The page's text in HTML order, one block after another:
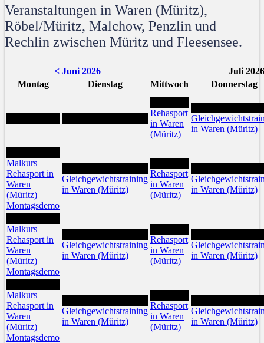
Veranstaltungen in Waren (Müritz),
Röbel/Müritz, Malchow, Penzlin und
Rechlin zwischen Müritz und Fleesensee.
< Juni 2026
Juli 2026
Montag
Dienstag Mittwoch
Donnerstag
Rehasport
in Waren
(Müritz)
in Waren (Müritz)
Malkurs
Rehasport in
Waren
(Müritz)
Montagsdemo
Gleichgewichtstraining
in Waren (Müritz)
Rehasport
in Waren
(Müritz)
in Waren (Müritz)
Malkurs
Rehasport in
Waren
(Müritz)
Montagsdemo
Gleichgewichtstraining
in Waren (Müritz)
Rehasport
in Waren
(Müritz)
in Waren (Müritz)
Malkurs
Rehasport in
Waren
(Müritz)
Montagsdemo
Gleichgewichtstraining
in Waren (Müritz)
Rehasport
in Waren
(Müritz)
in Waren (Müritz)